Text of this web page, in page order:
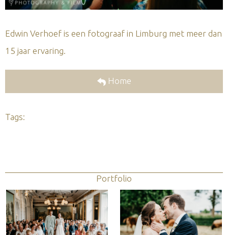
Edwin Verhoef is een fotograaf in Limburg met meer dan
15 jaar ervaring.
Home
Tags:
Portfolio